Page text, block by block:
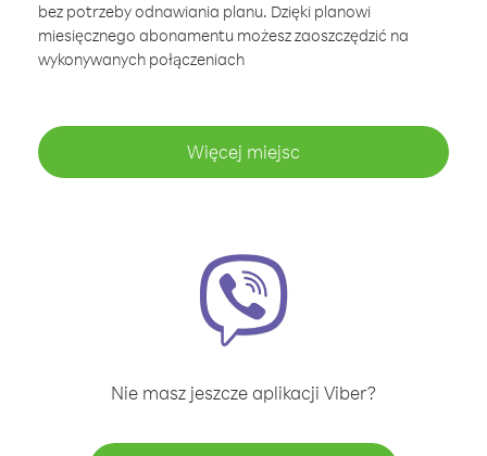
bez potrzeby odnawiania planu. Dzięki planowi
miesięcznego abonamentu możesz zaoszczędzić na
wykonywanych połączeniach
Więcej miejsc
Nie masz jeszcze aplikacji Viber?